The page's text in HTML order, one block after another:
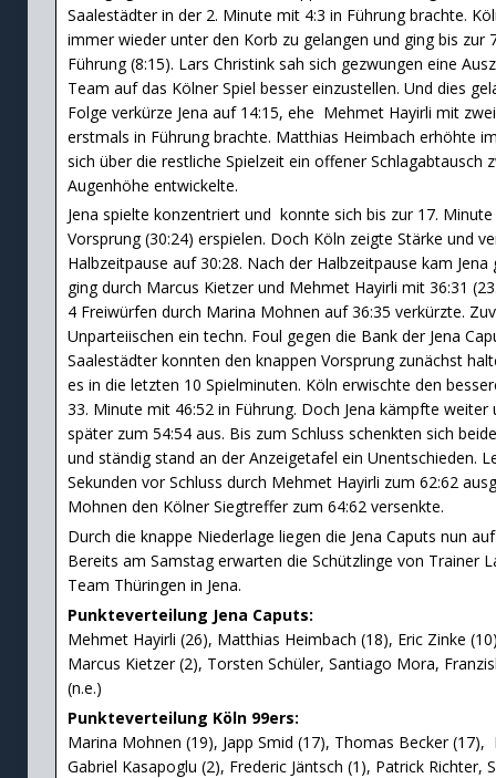
Saalestädter in der 2. Minute mit 4:3 in Führung brachte.
immer wieder unter den Korb zu gelangen und ging bis zur
Führung (8:15). Lars Christink sah sich gezwungen eine
Team auf das Kölner Spiel besser einzustellen. Und dies
Folge verkürze Jena auf 14:15, ehe Mehmet Hayirli mit
erstmals in Führung brachte. Matthias Heimbach erhöhte
sich über die restliche Spielzeit ein offener Schlagabtausch
Augenhöhe entwickelte.
Jena spielte konzentriert und konnte sich bis zur 17.
Vorsprung (30:24) erspielen. Doch Köln zeigte Stärke und
Halbzeitpause auf 30:28. Nach der Halbzeitpause kam Jena
ging durch Marcus Kietzer und Mehmet Hayirli mit 36:31
4 Freiwürfen durch Marina Mohnen auf 36:35 verkürzte.
Unparteiischen ein techn. Foul gegen die Bank der Jena
Saalestädter konnten den knappen Vorsprung zunächst
es in die letzten 10 Spielminuten. Köln erwischte den
33. Minute mit 46:52 in Führung. Doch Jena kämpfte
später zum 54:54 aus. Bis zum Schluss schenkten sich
und ständig stand an der Anzeigetafel ein Unentschieden.
Sekunden vor Schluss durch Mehmet Hayirli zum 62:62
Mohnen den Kölner Siegtreffer zum 64:62 versenkte.
Durch die knappe Niederlage liegen die Jena Caputs nun
Bereits am Samstag erwarten die Schützlinge von Trainer
Team Thüringen in Jena.
Punkteverteilung Jena Caputs:
Mehmet Hayirli (26), Matthias Heimbach (18), Eric Zinke
Marcus Kietzer (2), Torsten Schüler, Santiago Mora,
(n.e.)
Punkteverteilung Köln 99ers:
Marina Mohnen (19), Japp Smid (17), Thomas Becker (17),
Gabriel Kasapoglu (2), Frederic Jäntsch (1), Patrick Richter,